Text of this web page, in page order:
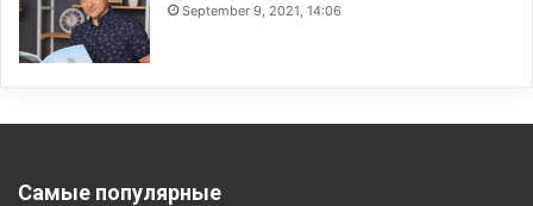
September 9, 2021, 14:06
Самые популярные